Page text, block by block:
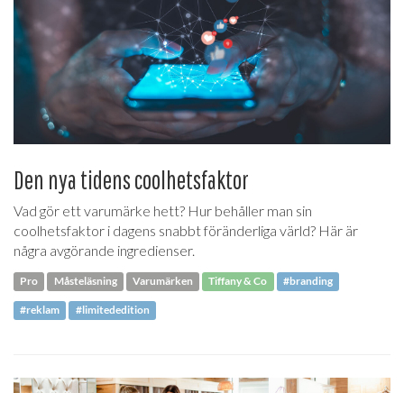
Den nya tidens coolhetsfaktor
Vad gör ett varumärke hett? Hur behåller man sin
coolhetsfaktor i dagens snabbt föränderliga värld? Här är
några avgörande ingredienser.
Pro Måsteläsning Varumärken Tiffany & Co #branding
#reklam #limitededition